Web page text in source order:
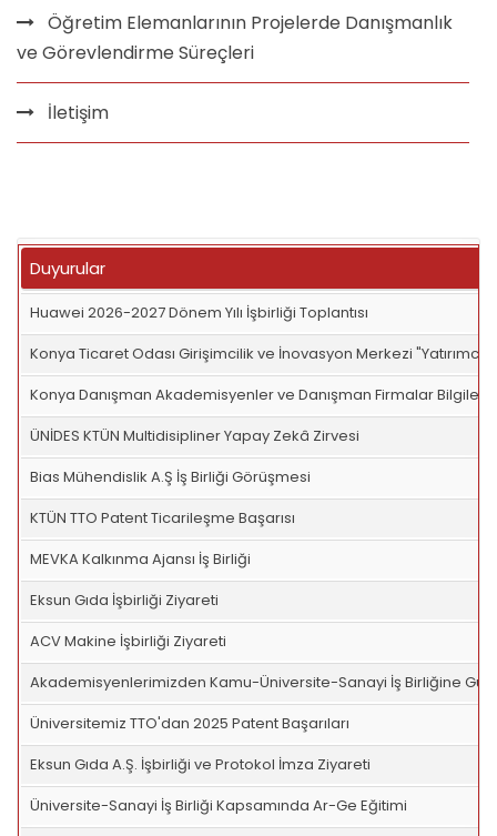
Öğretim Elemanlarının Projelerde Danışmanlık
ve Görevlendirme Süreçleri
İletişim
Duyurular
Huawei 2026-2027 Dönem Yılı İşbirliği Toplantısı
Konya Ticaret Odası Girişimcilik ve İnovasyon Merkezi "Yatırımcı
Konya Danışman Akademisyenler ve Danışman Firmalar
ÜNİDES KTÜN Multidisipliner Yapay Zekâ Zirvesi
Bias Mühendislik A.Ş İş Birliği Görüşmesi
KTÜN TTO Patent Ticarileşme Başarısı
MEVKA Kalkınma Ajansı İş Birliği
Eksun Gıda İşbirliği Ziyareti
ACV Makine İşbirliği Ziyareti
Akademisyenlerimizden Kamu-Üniversite-Sanayi İş Birliğine
Üniversitemiz TTO'dan 2025 Patent Başarıları
Eksun Gıda A.Ş. İşbirliği ve Protokol İmza Ziyareti
Üniversite-Sanayi İş Birliği Kapsamında Ar-Ge Eğitimi